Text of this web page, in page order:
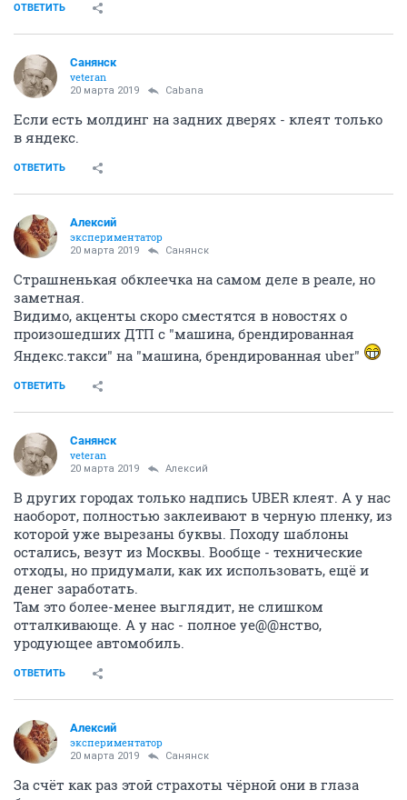
ОТВЕТИТЬ
Санянск
veteran
20 марта 2019 Cabana
Если есть молдинг на задних дверях - клеят только
в яндекс.
ОТВЕТИТЬ
Алексий
экспериментатор
20 марта 2019 Санянск
Страшненькая обклеечка на самом деле в реале, но
заметная.
Видимо, акценты скоро сместятся в новостях о
произошедших ДТП с "машина, брендированная
Яндекс.такси" на "машина, брендированная uber"
ОТВЕТИТЬ
Санянск
veteran
20 марта 2019 Алексий
В других городах только надпись UBER клеят. А у нас
наоборот, полностью заклеивают в черную пленку, из
которой уже вырезаны буквы. Походу шаблоны
остались, везут из Москвы. Вообще - технические
отходы, но придумали, как их использовать, ещё и
денег заработать.
Там это более-менее выглядит, не слишком
отталкивающе. А у нас - полное уе@@нство,
уродующее автомобиль.
ОТВЕТИТЬ
Алексий
экспериментатор
20 марта 2019 Санянск
За счёт как раз этой страхоты чёрной они в глаза